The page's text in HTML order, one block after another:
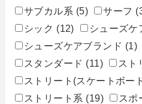
サブカル系 (5) サーフ
シック (12) シューズケ
シューズケアブランド (1)
スタンダード (11) スト
ストリート(スケートボー
ストリート系 (19) スポ